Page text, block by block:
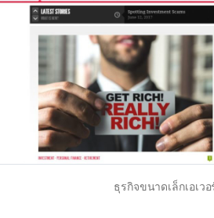
ธุรกิจขนาดเล็กเอเว